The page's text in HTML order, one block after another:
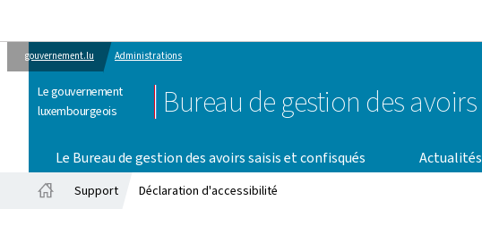
gouvernement.lu Administrations
Le gouvernement
luxembourgeois
Bureau de gestion des avoirs
Le Bureau de gestion des avoirs saisis et confisqués
Actualités
Support Déclaration d'accessibilité